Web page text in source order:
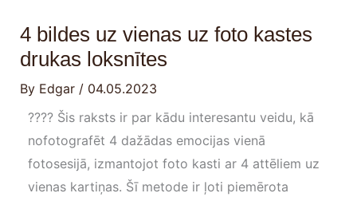
4 bildes uz vienas uz foto kastes
drukas loksnītes
By Edgar / 04.05.2023
???? Šis raksts ir par kādu interesantu veidu, kā
nofotografēt 4 dažādas emocijas vienā
fotosesijā, izmantojot foto kasti ar 4 attēliem uz
vienas kartiņas. Šī metode ir ļoti piemērota